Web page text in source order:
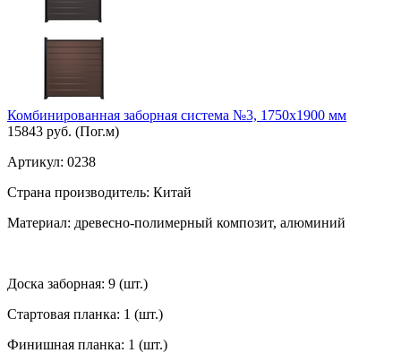
Комбинированная заборная система №3, 1750х1900 мм
15843 руб. (Пог.м)
Артикул: 0238
Страна производитель: Китай
Материал: древесно-полимерный композит, алюминий
Доска заборная: 9 (шт.)
Стартовая планка: 1 (шт.)
Финишная планка: 1 (шт.)